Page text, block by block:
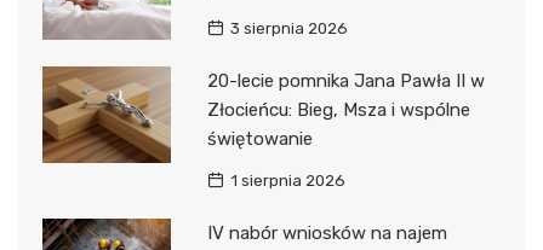
3 sierpnia 2026
20-lecie pomnika Jana Pawła II w
Złocieńcu: Bieg, Msza i wspólne
świętowanie
1 sierpnia 2026
IV nabór wniosków na najem